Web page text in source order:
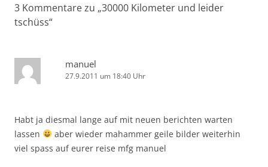
3 Kommentare zu „30000 Kilometer und leider
tschüss“
manuel
27.9.2011 um 18:40 Uhr
Habt ja diesmal lange auf mit neuen berichten warten
lassen
aber wieder mahammer geile bilder weiterhin
viel spass auf eurer reise mfg manuel